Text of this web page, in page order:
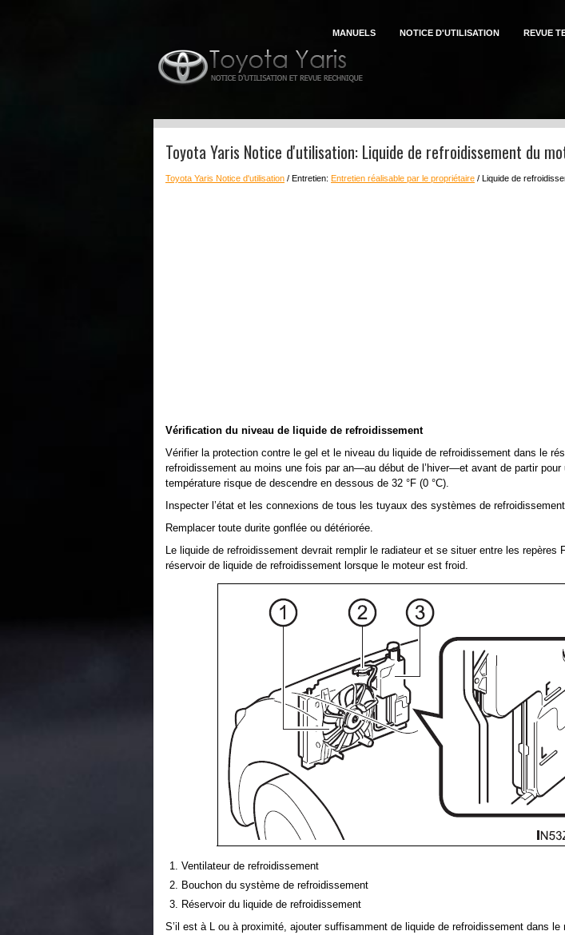
MANUELS NOTICE D'UTILISATION REVUE
Toyota Yaris Notice d'utilisation: Liquide de refroidissement du
Toyota Yaris Notice d'utilisation / Entretien: Entretien réalisable par le propriétaire / Liquide de
Vérification du niveau de liquide de refroidissement
Vérifier la protection contre le gel et le niveau du liquide de refroidissement dans le
refroidissement au moins une fois par an—au début de l’hiver—et avant de partir pour
température risque de descendre en dessous de 32 °F (0 °C).
Inspecter l’état et les connexions de tous les tuyaux des systèmes de
Remplacer toute durite gonflée ou détériorée.
Le liquide de refroidissement devrait remplir le radiateur et se situer entre les repères
réservoir de liquide de refroidissement lorsque le moteur est froid.
Ventilateur de refroidissement
Bouchon du système de refroidissement
Réservoir du liquide de refroidissement
S’il est à L ou à proximité, ajouter suffisamment de liquide de refroidissement dans le